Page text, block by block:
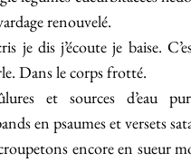
renouvelé.
je dis j’écoute je baise.
Dans le corps frotté.
et sources d’eau
en psaumes et versets
encore en sueur